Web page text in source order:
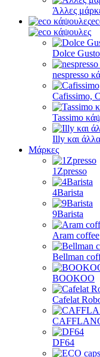
Άλλες
Dolce
nespresso
Cafissimo,
Tassimo
Illy και άλλα
Μάρκες
1Zpresso
4Barista
9Barista
Aram coffee
Bellman
BOOKOO
Cafelat
DF64